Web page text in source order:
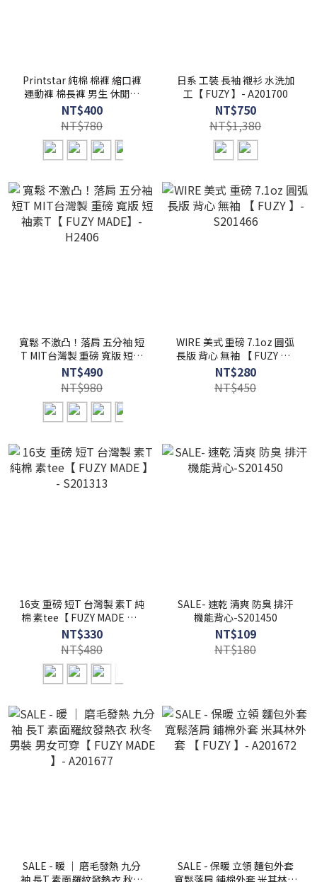
Printstar 純棉 棉褲 縮口褲
運動褲 棉長褲 男生 休閒褲
長褲【 FUZY 】- 00218-
MLP
NT$400
NT$780
日系 工裝 長袖 襯衫 水洗加
工【 FUZY 】- A201700
NT$750
NT$1,380
寬鬆 不激凸！落肩 五分袖 短
T MIT台灣製 重磅 寬版 短袖
素T【 FUZY MADE】-
H2406
NT$490
NT$980
WIRE 美式 重磅 7.1oz 圓弧
長版 背心 無袖 【 FUZY 】-
S201466
NT$280
NT$450
16支 重磅 短T 台灣製 素T 純
棉 素tee【 FUZY MADE 】 -
S201313
NT$330
NT$480
SALE- 速乾 清爽 防臭 排汗
機能背心-S201450
NT$109
NT$180
SALE - 暖 ｜ 磨毛發熱 九分
袖 長T 素面羅紋發熱衣 秋冬
SALE - 保暖 立領 麵包外套
寬鬆落肩 鋪棉外套 米其林外